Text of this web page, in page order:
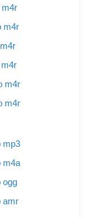
m4r
m4r
m4r
m4r
mp3
m4a
ogg
amr